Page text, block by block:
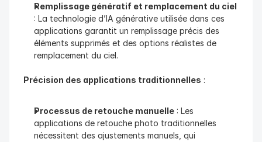
Remplissage génératif et remplacement du ciel
: La technologie d’IA générative utilisée dans ces
applications garantit un remplissage précis des
éléments supprimés et des options réalistes de
remplacement du ciel.
Précision des applications traditionnelles :
Processus de retouche manuelle : Les
applications de retouche photo traditionnelles
nécessitent des ajustements manuels, qui